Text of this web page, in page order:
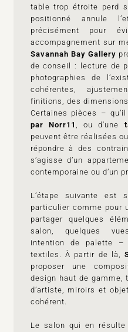
table trop étroite perd
positionné annule
précisément pour
accompagnement sur
Savannah Bay Gallery
de conseil : lecture de
photographies de
cohérentes,
finitions, des
Certaines pièces – qu’il
par Norr11 , ou d'une
peuvent être réalisées
répondre à des
s’agisse d’un
contemporaine ou d’un
L’étape suivante
particulier comme pour
partager quelques
salon, quelques
intention de palette –
textiles. À partir de là,
proposer une
design haut de gamme,
d’artiste, miroirs et
cohérent.
Le salon qui en